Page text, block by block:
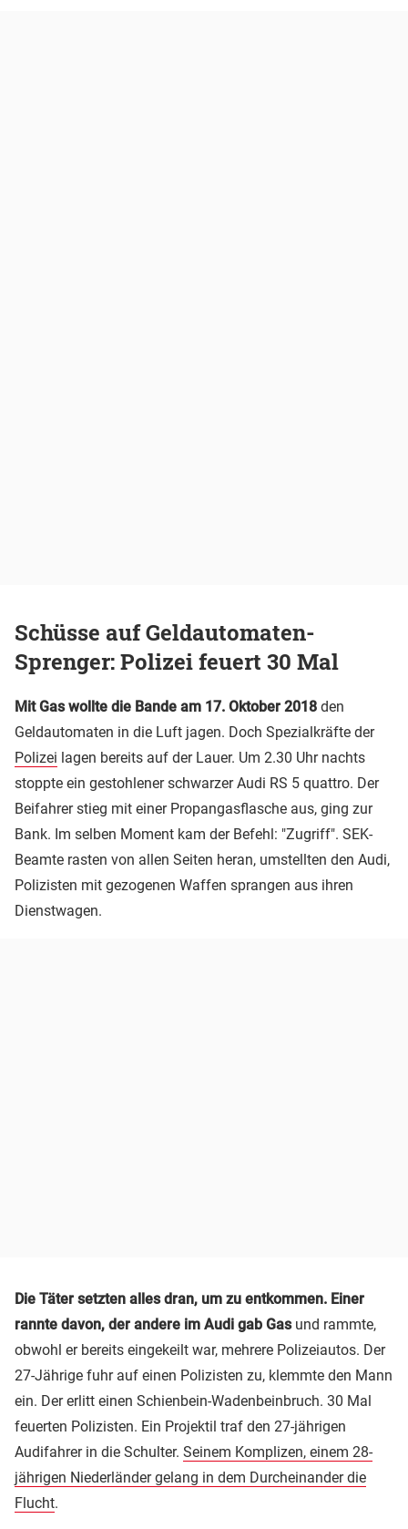
Schüsse auf Geldautomaten-
Sprenger: Polizei feuert 30 Mal
Mit Gas wollte die Bande am 17. Oktober 2018 den
Geldautomaten in die Luft jagen. Doch Spezialkräfte der
Polizei lagen bereits auf der Lauer. Um 2.30 Uhr nachts
stoppte ein gestohlener schwarzer Audi RS 5 quattro. Der
Beifahrer stieg mit einer Propangasflasche aus, ging zur
Bank. Im selben Moment kam der Befehl: "Zugriff". SEK-
Beamte rasten von allen Seiten heran, umstellten den Audi,
Polizisten mit gezogenen Waffen sprangen aus ihren
Dienstwagen.
Die Täter setzten alles dran, um zu entkommen. Einer
rannte davon, der andere im Audi gab Gas und rammte,
obwohl er bereits eingekeilt war, mehrere Polizeiautos. Der
27-Jährige fuhr auf einen Polizisten zu, klemmte den Mann
ein. Der erlitt einen Schienbein-Wadenbeinbruch. 30 Mal
feuerten Polizisten. Ein Projektil traf den 27-jährigen
Audifahrer in die Schulter. Seinem Komplizen, einem 28-
jährigen Niederländer gelang in dem Durcheinander die
Flucht.